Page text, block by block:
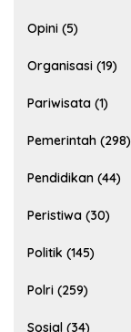
Opini (5)
Organisasi (19)
Pariwisata (1)
Pemerintah (298)
Pendidikan (44)
Peristiwa (30)
Politik (145)
Polri (259)
Sosial (34)